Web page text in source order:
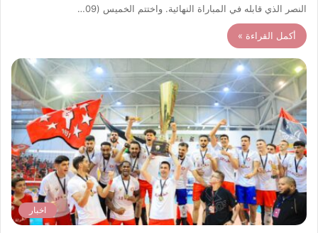
النصر الذي قابله في المباراة النهائية. واختتم الخميس (09…
أكمل القراءة »
اخبار